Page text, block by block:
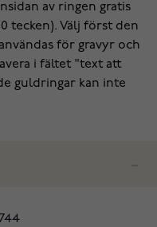
av ringen gratis
tecken). Välj först den
för gravyr och
i fältet "text att
guldringar kan inte